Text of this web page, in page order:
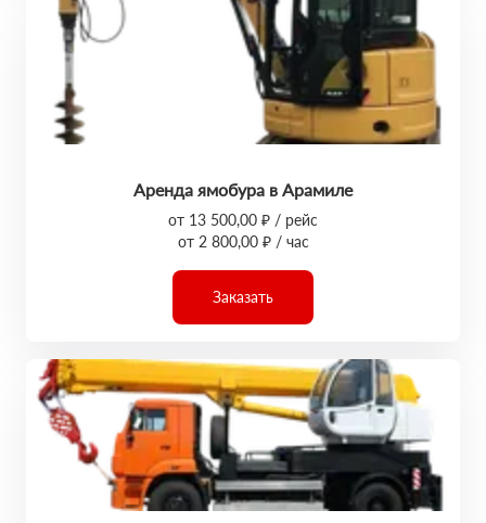
Аренда ямобура в Арамиле
от 13 500,00 ₽ / рейс
от 2 800,00 ₽ / час
Заказать